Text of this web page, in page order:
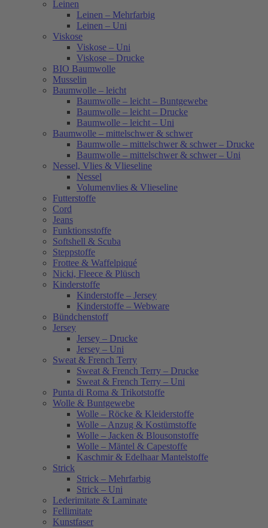
Leinen
Leinen – Mehrfarbig
Leinen – Uni
Viskose
Viskose – Uni
Viskose – Drucke
BIO Baumwolle
Musselin
Baumwolle – leicht
Baumwolle – leicht – Buntgewebe
Baumwolle – leicht – Drucke
Baumwolle – leicht – Uni
Baumwolle – mittelschwer & schwer
Baumwolle – mittelschwer & schwer – Drucke
Baumwolle – mittelschwer & schwer – Uni
Nessel, Vlies & Vlieseline
Nessel
Volumenvlies & Vlieseline
Futterstoffe
Cord
Jeans
Funktionsstoffe
Softshell & Scuba
Steppstoffe
Frottee & Waffelpiqué
Nicki, Fleece & Plüsch
Kinderstoffe
Kinderstoffe – Jersey
Kinderstoffe – Webware
Bündchenstoff
Jersey
Jersey – Drucke
Jersey – Uni
Sweat & French Terry
Sweat & French Terry – Drucke
Sweat & French Terry – Uni
Punta di Roma & Trikotstoffe
Wolle & Buntgewebe
Wolle – Röcke & Kleiderstoffe
Wolle – Anzug & Kostümstoffe
Wolle – Jacken & Blousonstoffe
Wolle – Mäntel & Capestoffe
Kaschmir & Edelhaar Mantelstoffe
Strick
Strick – Mehrfarbig
Strick – Uni
Lederimitate & Laminate
Fellimitate
Kunstfaser